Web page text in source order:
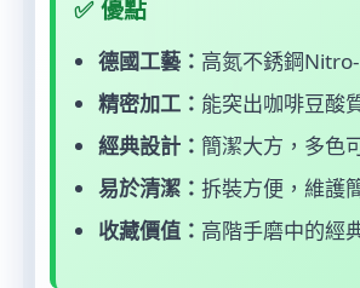
✅ 優點
德國工藝： 高氮不銹鋼
精密加工： 能突出咖啡豆酸
經典設計： 簡潔大方，多色
易於清潔： 拆裝方便，維護
收藏價值： 高階手磨中的經